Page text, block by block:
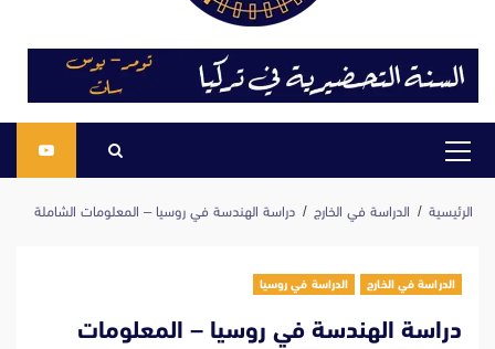
القائمة
الرئيسية الدراسة في الخارج دراسة الهندسة في روسيا – المعلومات الشاملة
الدراسة في الخارج الدراسة في روسيا
دراسة الهندسة في روسيا – المعلومات